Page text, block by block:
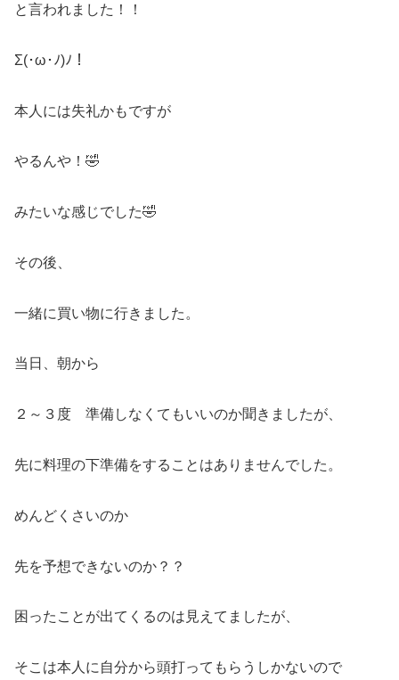
と言われました！！
Σ(･ω･ﾉ)ﾉ！
本人には失礼かもですが
やるんや！🤣
みたいな感じでした🤣
その後、
一緒に買い物に行きました。
当日、朝から
２～３度 準備しなくてもいいのか聞きましたが、
先に料理の下準備をすることはありませんでした。
めんどくさいのか
先を予想できないのか？？
困ったことが出てくるのは見えてましたが、
そこは本人に自分から頭打ってもらうしかないので